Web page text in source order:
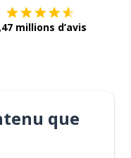
millions d’avis
que